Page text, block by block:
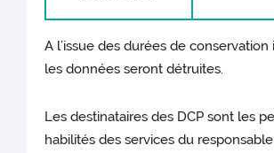
A l’issue des durées de conservation
les données seront détruites.
Les destinataires des DCP sont les
habilités des services du